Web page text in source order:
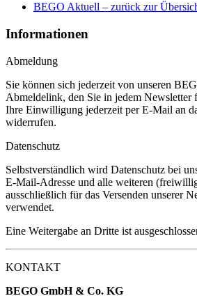
BEGO Aktuell – zurück zur
Informationen
Abmeldung
Sie können sich jederzeit von unseren
Abmeldelink, den Sie in jedem Newsletter
Ihre Einwilligung jederzeit per E-Mail an
widerrufen.
Datenschutz
Selbstverständlich wird Datenschutz bei
E-Mail-Adresse und alle weiteren
ausschließlich für das Versenden unserer
verwendet.
Eine Weitergabe an Dritte ist
KONTAKT
BEGO GmbH & Co. KG